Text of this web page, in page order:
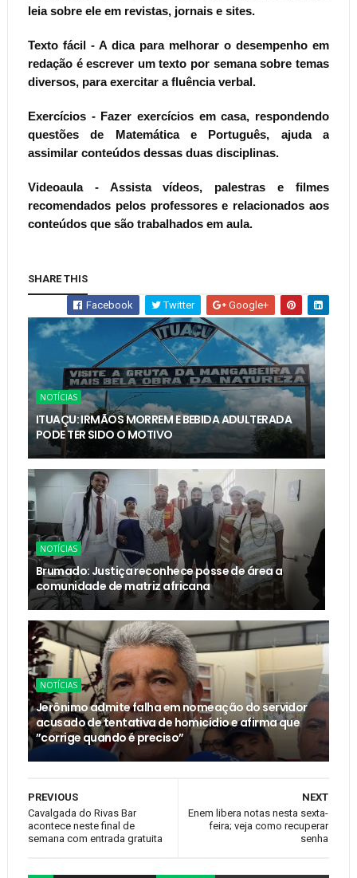
leia sobre ele em revistas, jornais e sites.
Texto fácil- A dica para melhorar o desempenho em
redação é escrever um texto por semana sobre temas
diversos, para exercitar a fluência verbal.
Exercícios- Fazer exercícios em casa, respondendo
questões de Matemática e Português, ajuda a
assimilar conteúdos dessas duas disciplinas.
Videoaula- Assista vídeos, palestras e filmes
recomendados pelos professores e relacionados aos
conteúdos que são trabalhados em aula.
SHARE THIS
Facebook Twitter Google+
NOTÍCIAS
ITUAÇU: IRMÃOS MORREM E BEBIDA ADULTERADA
PODE TER SIDO O MOTIVO
NOTÍCIAS
Brumado: Justiça reconhece posse de área a
comunidade de matriz africana
NOTÍCIAS
Jerônimo admite falha em nomeação do servidor
acusado de tentativa de homicídio e afirma que
”corrige quando é preciso”
NEXT
Enem libera notas nesta sexta-
feira; veja como recuperar
senha
PREVIOUS
Cavalgada do Rivas Bar
acontece neste final de
semana com entrada gratuita